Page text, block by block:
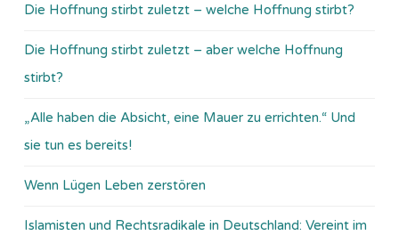
Die Hoffnung stirbt zuletzt – welche Hoffnung stirbt?
Die Hoffnung stirbt zuletzt – aber welche Hoffnung
stirbt?
„Alle haben die Absicht, eine Mauer zu errichten.“ Und
sie tun es bereits!
Wenn Lügen Leben zerstören
Islamisten und Rechtsradikale in Deutschland: Vereint im